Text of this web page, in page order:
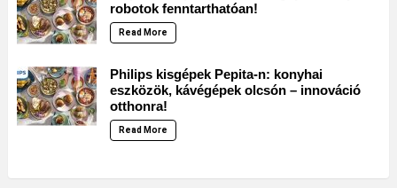
robotok fenntarthatóan!
Read More
Philips kisgépek Pepita-n: konyhai
eszközök, kávégépek olcsón – innováció
otthonra!
Read More